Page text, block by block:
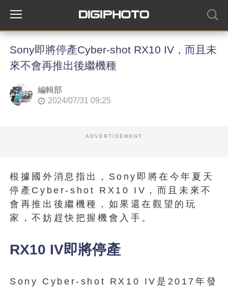
Sony即將停產Cyber​​-shot RX10 IV，而且未
來不會再推出後繼機種
編輯部
2024/07/31 09:25
ADVERTISEMENT
根據國外消息指出，Sony即將在今年夏天
停產Cyber​​-shot RX10 IV，而且未來不
會再推出後繼機種，如果還在觀望的玩
家，不妨趕快把握機會入手。
RX10 IV即將停產
Sony Cyber​​-shot RX10 IV是2017年發